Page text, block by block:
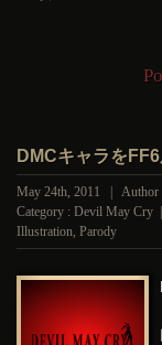
DMCキャラをFF6
May 24th, 2011 | Author
Category :Devil May Cry
Illustration,Parody